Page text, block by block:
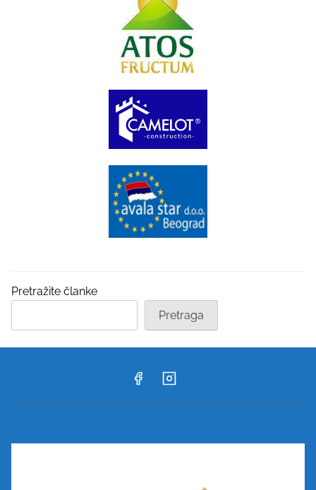
Pretražite članke
Pretraga